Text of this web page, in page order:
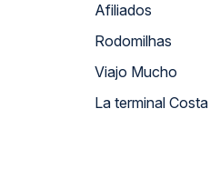
Afiliados
Rodomilhas
Viajo Mucho